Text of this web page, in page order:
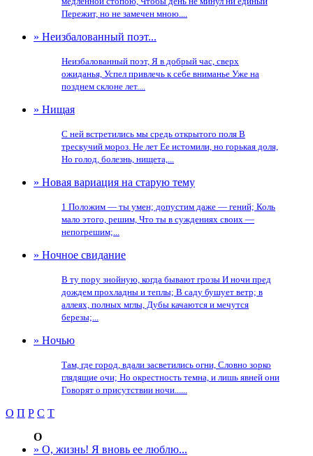
Пережит, но не замечен мною....
» Неизбалованный поэт...
Неизбалованный поэт, Я в добрый час, сверх
ожиданья, Успел привлечь к себе вниманье Уже на
позднем склоне лет....
» Нищая
С ней встретились мы средь открытого поля В
трескучий мороз. Не лет Ее истомили, но горькая доля,
Но голод, болезнь, нищета,...
» Новая вариация на старую тему
1 Положим — ты умен; допустим даже — гений; Коль
мало этого, решим, Что ты в суждениях своих —
непогрешим;...
» Ночное свидание
В ту пору знойную, когда бывают грозы И ночи пред
дождем прохладны и теплы; В саду бушует ветр; в
аллеях, полных мглы, Дубы качаются и мечутся
березы;...
» Ночью
Там, где город, вдали засветились огни, Словно зорко
глядящие очи; Но окрестность темна, и лишь явней они
Говорят о присутствии ночи......
О П Р С Т
О
» О, жизнь! Я вновь ее люблю...